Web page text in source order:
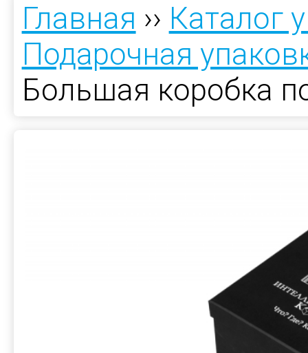
Главная ›› Каталог
Подарочная
Большая коробка